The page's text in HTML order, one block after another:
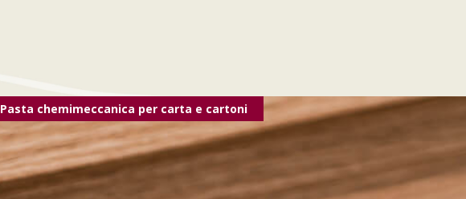
Pasta chemimeccanica per carta e cartoni